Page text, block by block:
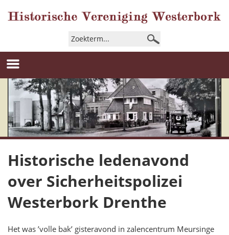
Historische ledenavond
over Sicherheitspolizei
Westerbork Drenthe
Het was ’volle bak’ gisteravond in zalencentrum Meursinge